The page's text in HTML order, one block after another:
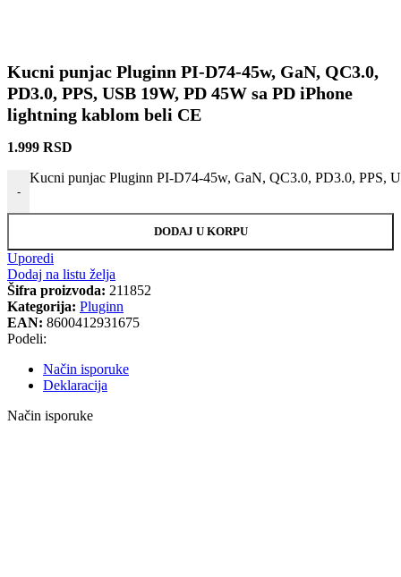
Kucni punjac Pluginn PI-D74-45w, GaN, QC3.0,
PD3.0, PPS, USB 19W, PD 45W sa PD iPhone
lightning kablom beli CE
1.999 RSD
-
Kucni punjac Pluginn PI-D74-45w, GaN, QC3.0, PD3.0, PPS,
DODAJ U KORPU
Uporedi
Dodaj na listu želja
Šifra proizvoda: 211852
Kategorija: Pluginn
EAN: 8600412931675
Podeli:
Način isporuke
Deklaracija
Način isporuke